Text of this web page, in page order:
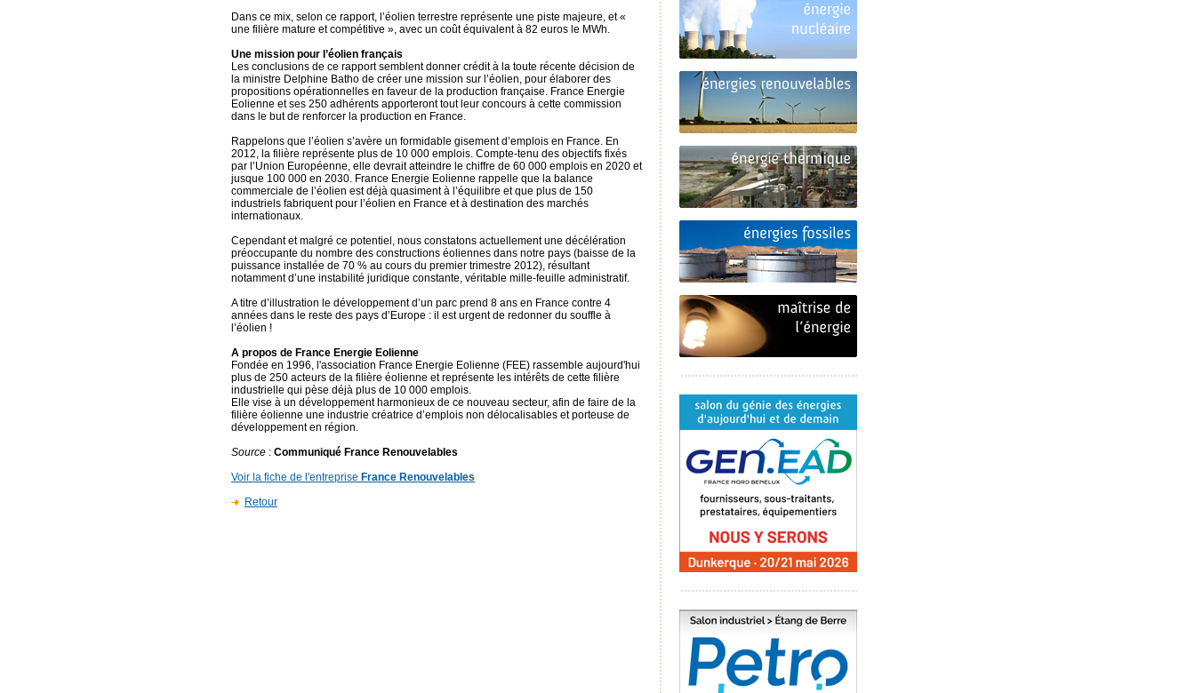
Dans ce mix, selon ce rapport, l’éolien terrestre représente une piste majeure, et «
une filière mature et compétitive », avec un coût équivalent à 82 euros le MWh.
Une mission pour l’éolien français
Les conclusions de ce rapport semblent donner crédit à la toute récente décision de
la ministre Delphine Batho de créer une mission sur l’éolien, pour élaborer des
propositions opérationnelles en faveur de la production française. France Energie
Eolienne et ses 250 adhérents apporteront tout leur concours à cette commission
dans le but de renforcer la production en France.
Rappelons que l’éolien s’avère un formidable gisement d’emplois en France. En
2012, la filière représente plus de 10 000 emplois. Compte-tenu des objectifs fixés
par l’Union Européenne, elle devrait atteindre le chiffre de 60 000 emplois en 2020 et
jusque 100 000 en 2030. France Energie Eolienne rappelle que la balance
commerciale de l’éolien est déjà quasiment à l’équilibre et que plus de 150
industriels fabriquent pour l’éolien en France et à destination des marchés
internationaux.
Cependant et malgré ce potentiel, nous constatons actuellement une décélération
préoccupante du nombre des constructions éoliennes dans notre pays (baisse de la
puissance installée de 70 % au cours du premier trimestre 2012), résultant
notamment d’une instabilité juridique constante, véritable mille-feuille administratif.
A titre d’illustration le développement d’un parc prend 8 ans en France contre 4
années dans le reste des pays d’Europe : il est urgent de redonner du souffle à
l’éolien !
A propos de France Energie Eolienne
Fondée en 1996, l'association France Energie Eolienne (FEE) rassemble aujourd'hui
plus de 250 acteurs de la filière éolienne et représente les intérêts de cette filière
industrielle qui pèse déjà plus de 10 000 emplois.
Elle vise à un développement harmonieux de ce nouveau secteur, afin de faire de la
filière éolienne une industrie créatrice d’emplois non délocalisables et porteuse de
développement en région.
Source : Communiqué France Renouvelables
Voir la fiche de l'entreprise France Renouvelables
Retour